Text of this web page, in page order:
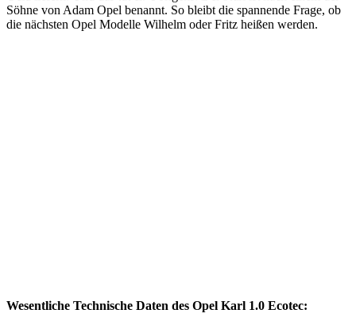
Söhne von Adam Opel benannt. So bleibt die spannende Frage, ob
die nächsten Opel Modelle Wilhelm oder Fritz heißen werden.
Wesentliche Technische Daten des Opel Karl 1.0 Ecotec: